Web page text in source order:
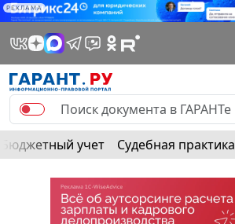
РЕКЛАМА
Бюджетный учет Судебная практика